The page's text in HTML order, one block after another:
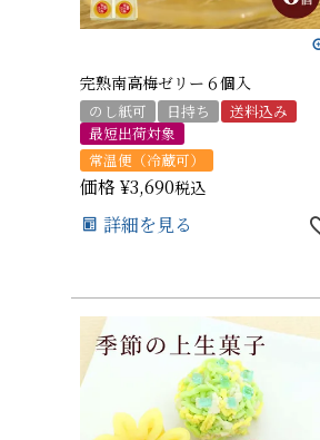
完熟南高梅ゼリー６個入
のし紙可 日持ち
送料込み
最短出荷対象
常温便（冷蔵可）
価格 ¥3,690税込
詳細を見る